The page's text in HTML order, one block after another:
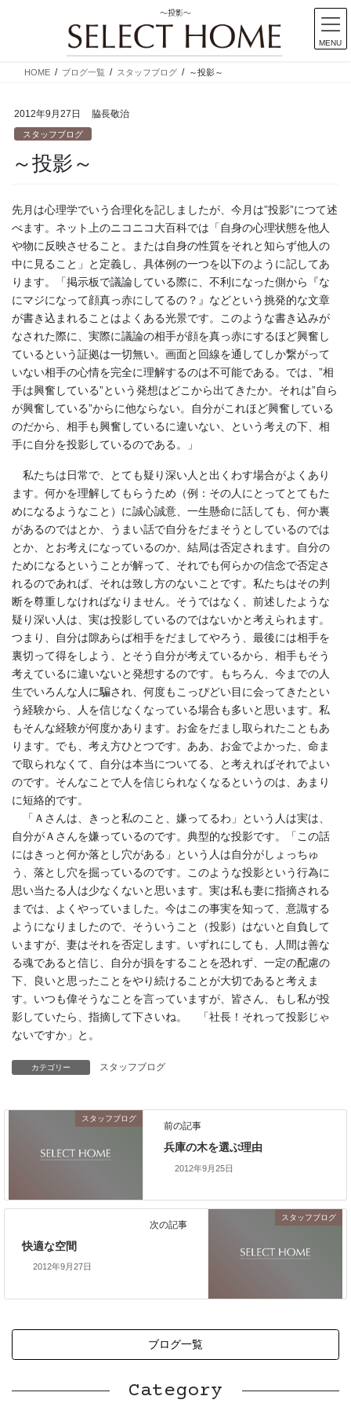
～投影～
HOME ブログ一覧 スタッフブログ ～投影～
2012年9月27日 脇長敬治
スタッフブログ
～投影～
先月は心理学でいう合理化を記しましたが、今月は”投影”につて述
べます。ネット上のニコニコ大百科では「自身の心理状態を他人
や物に反映させること。または自身の性質をそれと知らず他人の
中に見ること」と定義し、具体例の一つを以下のように記してあ
ります。「掲示板で議論している際に、不利になった側から『な
にマジになって顔真っ赤にしてるの？』などという挑発的な文章
が書き込まれることはよくある光景です。このような書き込みが
なされた際に、実際に議論の相手が顔を真っ赤にするほど興奮し
ているという証拠は一切無い。画面と回線を通してしか繋がって
いない相手の心情を完全に理解するのは不可能である。では、”相
手は興奮している”という発想はどこから出てきたか。それは”自ら
が興奮している”からに他ならない。自分がこれほど興奮している
のだから、相手も興奮しているに違いない、という考えの下、相
手に自分を投影しているのである。」
私たちは日常で、とても疑り深い人と出くわす場合がよくあり
ます。何かを理解してもらうため（例：その人にとってとてもた
めになるようなこと）に誠心誠意、一生懸命に話しても、何か裏
があるのではとか、うまい話で自分をだまそうとしているのでは
とか、とお考えになっているのか、結局は否定されます。自分の
ためになるということが解って、それでも何らかの信念で否定さ
れるのであれば、それは致し方のないことです。私たちはその判
断を尊重しなければなりません。そうではなく、前述したような
疑り深い人は、実は投影しているのではないかと考えられます。
つまり、自分は隙あらば相手をだましてやろう、最後には相手を
裏切って得をしよう、とそう自分が考えているから、相手もそう
考えているに違いないと発想するのです。もちろん、今までの人
生でいろんな人に騙され、何度もこっぴどい目に会ってきたとい
う経験から、人を信じなくなっている場合も多いと思います。私
もそんな経験が何度かあります。お金をだまし取られたこともあ
ります。でも、考え方ひとつです。ああ、お金でよかった、命ま
で取られなくて、自分は本当についてる、と考えればそれでよい
のです。そんなことで人を信じられなくなるというのは、あまり
に短絡的です。
「Ａさんは、きっと私のこと、嫌ってるわ」という人は実は、
自分がＡさんを嫌っているのです。典型的な投影です。「この話
にはきっと何か落とし穴がある」という人は自分がしょっちゅ
う、落とし穴を掘っているのです。このような投影という行為に
思い当たる人は少なくないと思います。実は私も妻に指摘される
までは、よくやっていました。今はこの事実を知って、意識する
ようになりましたので、そういうこと（投影）はないと自負して
いますが、妻はそれを否定します。いずれにしても、人間は善な
る魂であると信じ、自分が損をすることを恐れず、一定の配慮の
下、良いと思ったことをやり続けることが大切であると考えま
す。いつも偉そうなことを言っていますが、皆さん、もし私が投
影していたら、指摘して下さいね。 「社長！それって投影じゃ
ないですか」と。
カテゴリー スタッフブログ
スタッフブログ
前の記事
兵庫の木を選ぶ理由
2012年9月25日
スタッフブログ
次の記事
快適な空間
2012年9月27日
ブログ一覧
Category
MENU